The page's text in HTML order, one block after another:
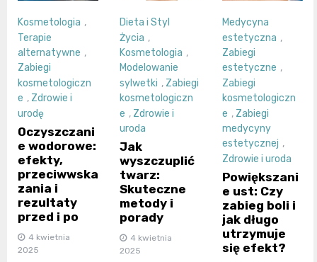
Kosmetologia ,
Terapie
alternatywne ,
Zabiegi
kosmetologiczn
e , Zdrowie i
urodę
Oczyszczani
e wodorowe:
efekty,
przeciwwska
zania i
rezultaty
przed i po
4 kwietnia
2025
Dieta i Styl
Życia ,
Kosmetologia ,
Modelowanie
sylwetki , Zabiegi
kosmetologiczn
e , Zdrowie i
uroda
Jak
wyszczuplić
twarz:
Skuteczne
metody i
porady
4 kwietnia
2025
Medycyna
estetyczna ,
Zabiegi
estetyczne ,
Zabiegi
kosmetologiczn
e , Zabiegi
medycyny
estetycznej ,
Zdrowie i uroda
Powiększani
e ust: Czy
zabieg boli i
jak długo
utrzymuje
się efekt?